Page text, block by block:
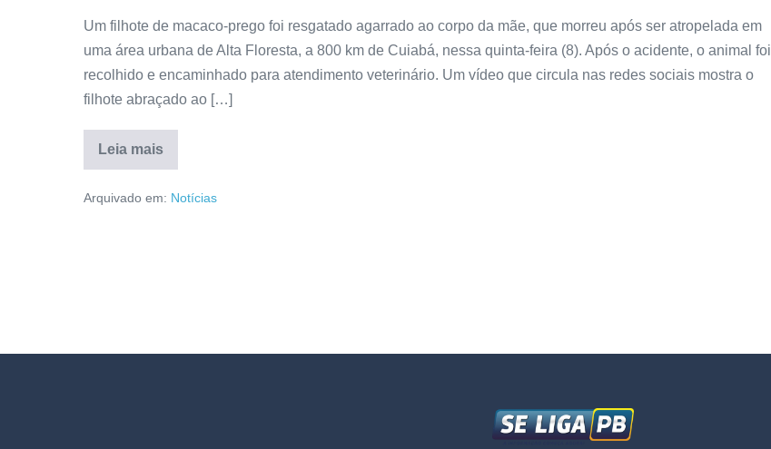
Um filhote de macaco-prego foi resgatado agarrado ao corpo da mãe, que morreu após ser atropelada em
uma área urbana de Alta Floresta, a 800 km de Cuiabá, nessa quinta-feira (8). Após o acidente, o animal foi
recolhido e encaminhado para atendimento veterinário. Um vídeo que circula nas redes sociais mostra o
filhote abraçado ao […]
Leia mais
Arquivado em: Notícias